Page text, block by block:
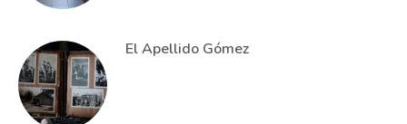
El Apellido Gómez